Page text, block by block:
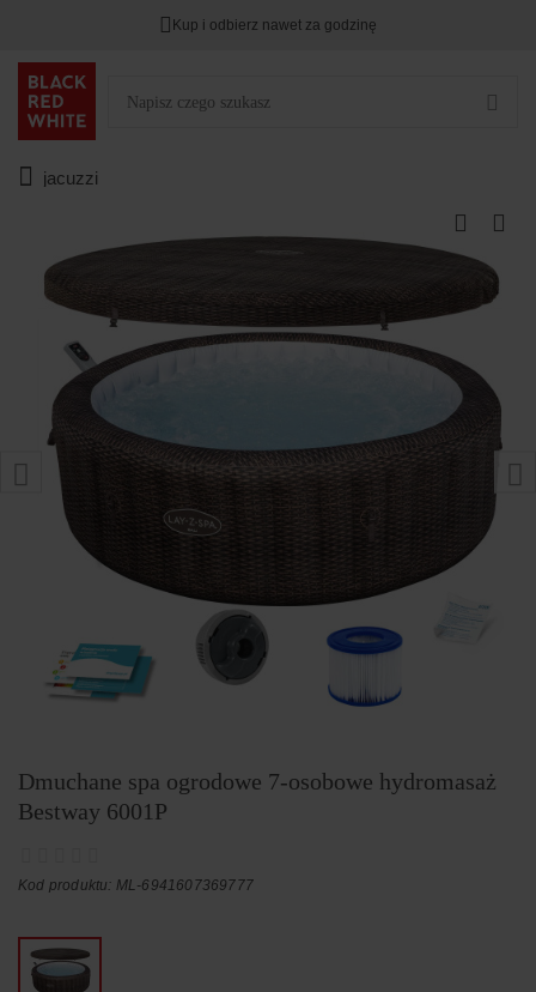
Kup i odbierz nawet za godzinę
jacuzzi
Dmuchane spa ogrodowe 7-osobowe hydromasaż
Bestway 6001P
Kod produktu: ML-6941607369777